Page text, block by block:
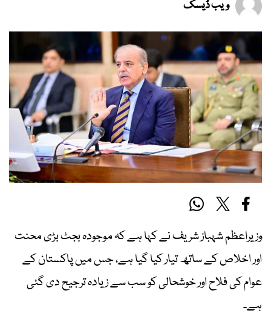
ویب ڈیسک
وزیراعظم شہباز شریف نے کہا ہے کہ موجودہ بجٹ بڑی محنت
اور اخلاص کے ساتھ تیار کیا گیا ہے، جس میں پاکستان کے
عوام کی فلاح اور خوشحالی کو سب سے زیادہ ترجیح دی گئی
ہے۔